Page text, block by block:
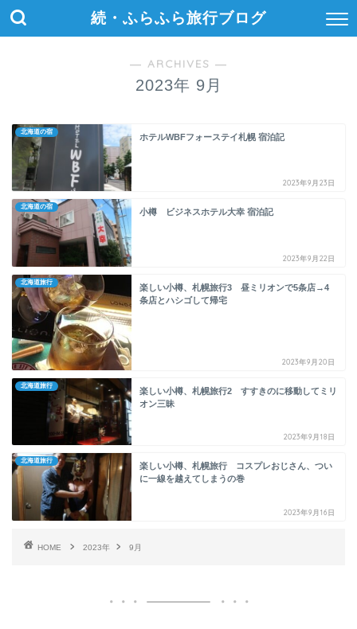
続・ふらふら旅行ブログ
― ARCHIVES ―
2023年 9月
北海道の宿
ホテルWBFフォーステイ札幌 宿泊記
2023年9月23日
北海道の宿
小樽 ビジネスホテル大幸 宿泊記
2023年9月22日
北海道旅行
楽しい小樽、札幌旅行3 昼ミリオンで5条店→4
条店とハシゴして帰宅
2023年9月20日
北海道旅行
楽しい小樽、札幌旅行2 すすきのに移動してミリ
オン三昧
2023年9月18日
北海道旅行
楽しい小樽、札幌旅行 コスプレおじさん、つい
に一線を越えてしまうの巻
2023年9月16日
HOME 2023年 9月